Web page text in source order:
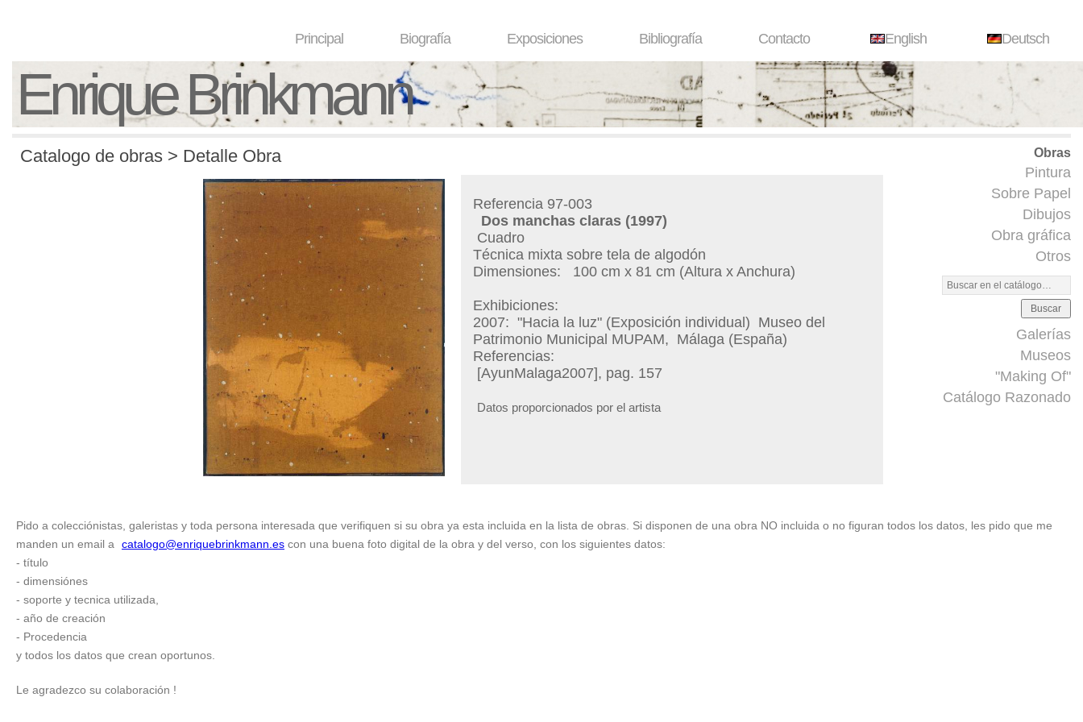
Principal Biografía Exposiciones Bibliografía Contacto English Deutsch
Enrique Brinkmann
Obras
Pintura
Sobre Papel
Dibujos
Obra gráfica
Otros
Buscar
Galerías
Museos
"Making Of"
Catálogo Razonado
Catalogo de obras > Detalle Obra
Referencia 97-003
Dos manchas claras(1997)
Cuadro
Técnica mixta sobre tela de algodón
Dimensiones:
100 cm x 81 cm (Altura x Anchura)
Exhibiciones:
2007: "Hacia la luz" (Exposición individual) Museo del
Patrimonio Municipal MUPAM, Málaga (España)
Referencias:
[AyunMalaga2007], pag. 157
Datos proporcionados por el artista
Pido a colecciónistas, galeristas y toda persona interesada que verifiquen si su obra ya esta incluida en la lista de obras. Si disponen de una obra NO incluida o no figuran todos los datos, les pido que me
manden un email a
catalogo@enriquebrinkmann.es con una buena foto digital de la obra y del verso, con los siguientes datos:
- título
- dimensiónes
- soporte y tecnica utilizada,
- año de creación
- Procedencia
y todos los datos que crean oportunos.
Le agradezco su colaboración !